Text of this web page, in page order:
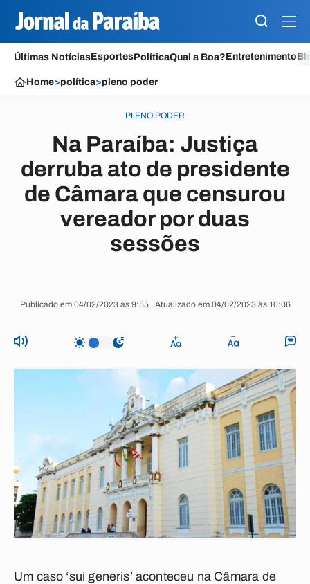
Últimas NotíciasEsportesPolíticaQual a Boa?Entretenimento
Home>política>pleno poder
PLENO PODER
Na Paraíba: Justiça
derruba ato de presidente
de Câmara que censurou
vereador por duas
sessões
Publicado em 04/02/2023 às 9:55 | Atualizado em 04/02/2023 às 10:06
Um caso ‘sui generis’ aconteceu na Câmara de